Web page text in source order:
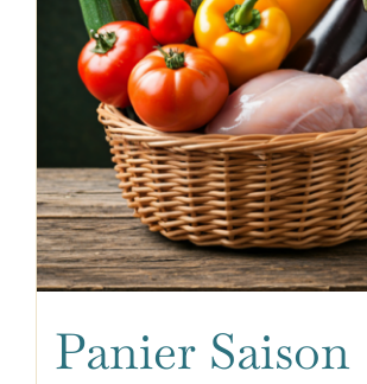
Panier Saison